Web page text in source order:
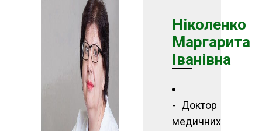
Ніколенко
Маргарита
Іванівна
Доктор
медичних